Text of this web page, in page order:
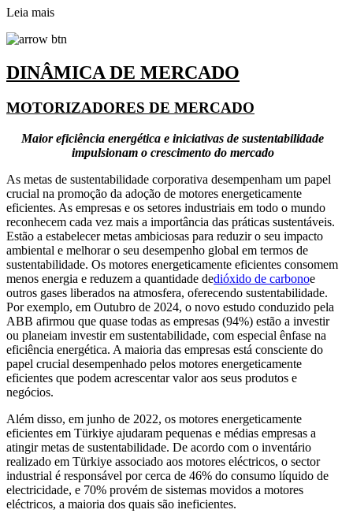
Leia mais
DINÂMICA DE MERCADO
MOTORIZADORES DE MERCADO
Maior eficiência energética e iniciativas de sustentabilidade
impulsionam o crescimento do mercado
As metas de sustentabilidade corporativa desempenham um papel
crucial na promoção da adoção de motores energeticamente
eficientes. As empresas e os setores industriais em todo o mundo
reconhecem cada vez mais a importância das práticas sustentáveis.
Estão a estabelecer metas ambiciosas para reduzir o seu impacto
ambiental e melhorar o seu desempenho global em termos de
sustentabilidade. Os motores energeticamente eficientes consomem
menos energia e reduzem a quantidade dedióxido de carbonoe
outros gases liberados na atmosfera, oferecendo sustentabilidade.
Por exemplo, em Outubro de 2024, o novo estudo conduzido pela
ABB afirmou que quase todas as empresas (94%) estão a investir
ou planeiam investir em sustentabilidade, com especial ênfase na
eficiência energética. A maioria das empresas está consciente do
papel crucial desempenhado pelos motores energeticamente
eficientes que podem acrescentar valor aos seus produtos e
negócios.
Além disso, em junho de 2022, os motores energeticamente
eficientes em Türkiye ajudaram pequenas e médias empresas a
atingir metas de sustentabilidade. De acordo com o inventário
realizado em Türkiye associado aos motores eléctricos, o sector
industrial é responsável por cerca de 46% do consumo líquido de
electricidade, e 70% provém de sistemas movidos a motores
eléctricos, a maioria dos quais são ineficientes.